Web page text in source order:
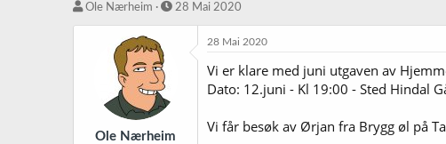
T
Ole Nærheim
S
o
28 Mai 2020
Ole Nærheim
28 Mai 2020
Vi er klare med juni utgaven av
Dato: 12.juni - Kl 19:00 - Sted Hindal
Vi får besøk av Ørjan fra Brygg øl på